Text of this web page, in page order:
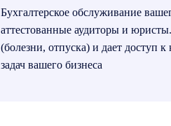
Бухгалтерское обслуживание
аттестованные аудиторы и
(болезни, отпуска) и дает доступ
задач вашего бизнеса